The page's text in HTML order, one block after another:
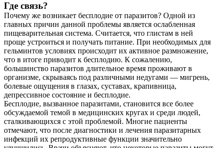
Где связь?
Почему же возникает бесплодие от паразитов? Одной из
главных причин данной проблемы является ослабленная
пищеварительная система. Считается, что глистам в ней
проще устроиться и получать питание. При необходимых для
гельминтов условиях происходит их активное размножение,
что в итоге приводит к бесплодию. К сожалению,
большинство паразитов длительное время проживают в
организме, скрываясь под различными недугами — мигрень,
болевые ощущения в глазах, суставах, крапивница,
депрессивное состояние и бесплодие.
Бесплодие, вызванное паразитами, становится все более
обсуждаемой темой в медицинских кругах и среди людей,
сталкивающихся с этой проблемой. Многие пациенты
отмечают, что после диагностики и лечения паразитарных
инфекций их репродуктивные функции значительно